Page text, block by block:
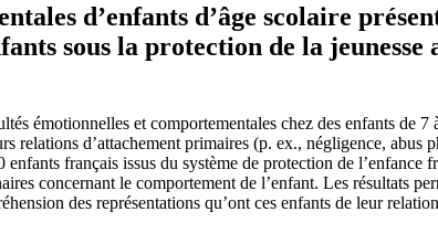
d’enfants d’âge scolaire
sous la protection de la jeunesse
émotionnelles et comportementales chez des enfants de 7
relations d’attachement primaires (p. ex., négligence, abus
français issus du système de protection de l’enfance
concernant le comportement de l’enfant. Les résultats
des représentations qu’ont ces enfants de leur